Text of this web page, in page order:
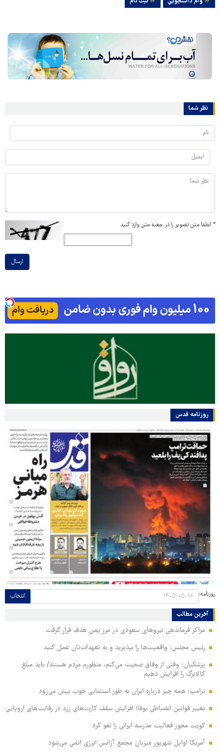
نظر شما
* لطفا متن تصویر را در جعبه متن وارد کنید
ارسال
روزنامه قدس
روزنامه: انتخاب
آخرین مطالب
مراکز فرماندهی نیروهای سعودی در مرز یمن هدف قرار گرفت
رئیس مجلس: واقعیت‌ها را بپذیرید و به تعهدات‌تان عمل کنید
پزشکیان: وقتی از وفاق صحبت می‌کنم، منظورم مردم هستند/ باید مبلغ
کالابرگ را افزایش دهیم
ترامپ: همه چیز درباره ایران به طور استثنایی خوب پیش می‌رود
تغییر قوانین انضباطی یوفا؛ افزایش سقف کارت‌های زرد در رقابت‌های اروپایی
کویت مجوز فعالیت مدرسه ایرانی را لغو کرد
آمریکا اوایل شهریور میزبان مجمع آژانس انرژی اتمی می‌شود